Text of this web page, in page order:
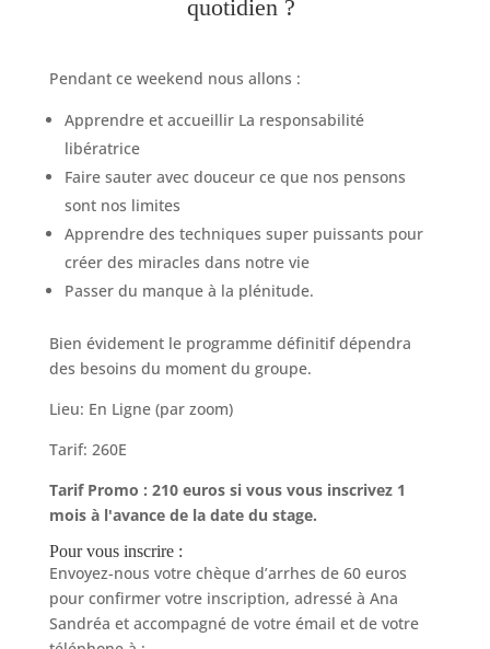
quotidien ?
Pendant ce weekend nous allons :
Apprendre et accueillir La responsabilité
libératrice
Faire sauter avec douceur ce que nos pensons
sont nos limites
Apprendre des techniques super puissants pour
créer des miracles dans notre vie
Passer du manque à la plénitude.
Bien évidement le programme définitif dépendra
des besoins du moment du groupe.
Lieu: En Ligne (par zoom)
Tarif: 260E
Tarif Promo : 210 euros si vous vous inscrivez 1
mois à l'avance de la date du stage.
Pour vous inscrire :
Envoyez-nous votre chèque d’arrhes de 60 euros
pour confirmer votre inscription, adressé à Ana
Sandréa et accompagné de votre émail et de votre